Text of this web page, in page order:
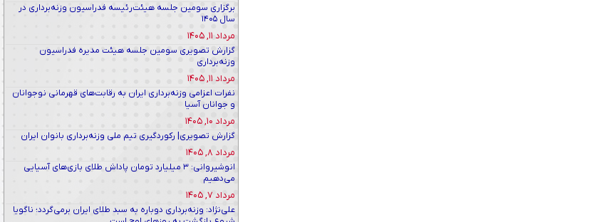
برگزاری سومین جلسه هیئت‌رئیسه فدراسیون وزنه‌برداری در
سال ۱۴۰۵
مرداد ۱۱, ۱۴۰۵
گزارش تصویری سومین جلسه هیئت مدیره فدراسیون
وزنه‌برداری
مرداد ۱۱, ۱۴۰۵
نفرات اعزامی وزنه‌برداری ایران به رقابت‌های قهرمانی نوجوانان
و جوانان آسیا
مرداد ۱۰, ۱۴۰۵
گزارش تصویری| رکوردگیری تیم ملی وزنه‌برداری بانوان ایران
مرداد ۸, ۱۴۰۵
انوشیروانی: ۳ میلیارد تومان پاداش طلای بازی‌های آسیایی
می‌دهیم
مرداد ۷, ۱۴۰۵
علی‌نژاد: وزنه‌برداری دوباره به سبد طلای ایران برمی‌گردد؛ ناگویا